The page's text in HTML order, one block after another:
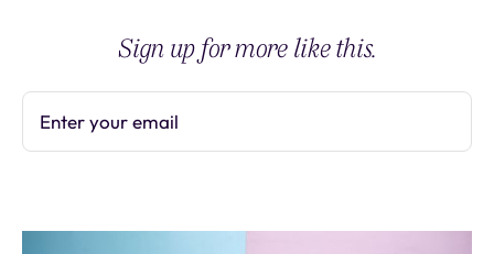
Sign up for more like this.
Enter your email